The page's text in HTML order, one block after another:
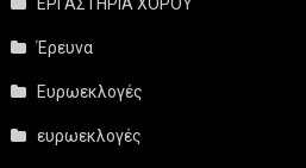
Έρευνα
Ευρωεκλογές
ευρωεκλογές